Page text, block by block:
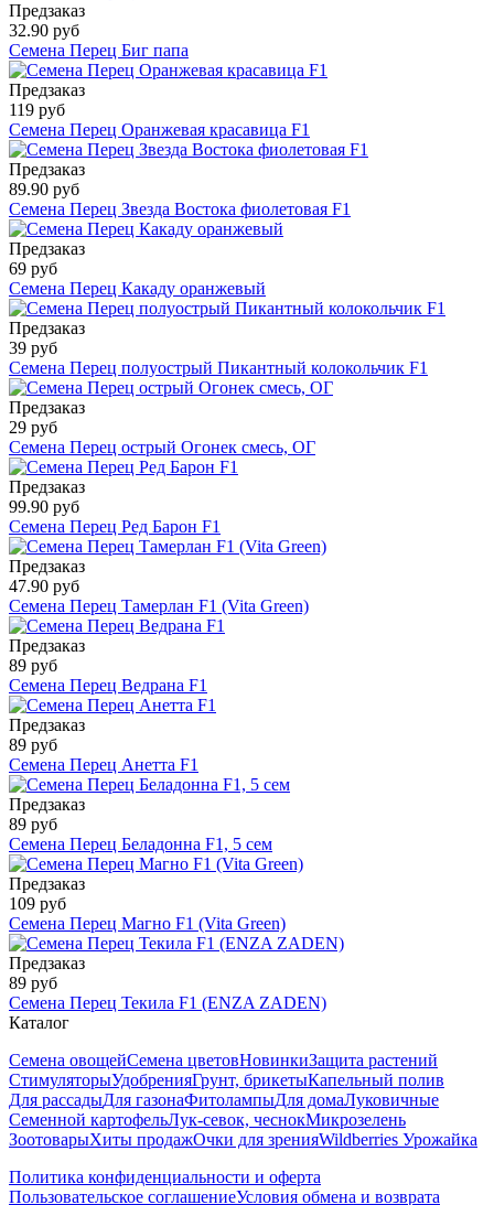
Предзаказ
32.90 руб
Семена Перец Биг папа
Предзаказ
119 руб
Семена Перец Оранжевая красавица F1
Предзаказ
89.90 руб
Семена Перец Звезда Востока фиолетовая F1
Предзаказ
69 руб
Семена Перец Какаду оранжевый
Предзаказ
39 руб
Семена Перец полуострый Пикантный колокольчик F1
Предзаказ
29 руб
Семена Перец острый Огонек смесь, ОГ
Предзаказ
99.90 руб
Семена Перец Ред Барон F1
Предзаказ
47.90 руб
Семена Перец Тамерлан F1 (Vita Green)
Предзаказ
89 руб
Семена Перец Ведрана F1
Предзаказ
89 руб
Семена Перец Анетта F1
Предзаказ
89 руб
Семена Перец Беладонна F1, 5 сем
Предзаказ
109 руб
Семена Перец Магно F1 (Vita Green)
Предзаказ
89 руб
Семена Перец Текила F1 (ENZA ZADEN)
Каталог
Семена овощейСемена цветовНовинкиЗащита растений
СтимуляторыУдобренияГрунт, брикетыКапельный полив
Для рассадыДля газонаФитолампыДля домаЛуковичные
Семенной картофельЛук-севок, чеснокМикрозелень
ЗоотоварыХиты продажОчки для зренияWildberries Урожайка
Политика конфиденциальности и оферта
Пользовательское соглашениеУсловия обмена и возврата